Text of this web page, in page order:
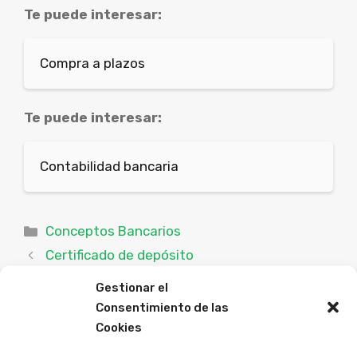
Gestionar el
Consentimiento de las
Cookies
Te puede interesar:
Compra a plazos
Te puede interesar:
Contabilidad bancaria
Categorías
Conceptos Bancarios
Certificado de depósito
Compra a plazos